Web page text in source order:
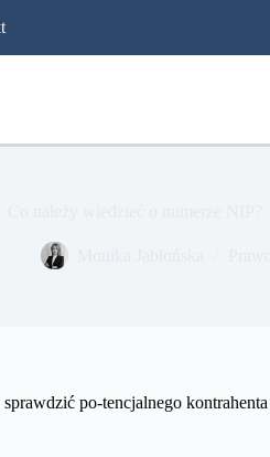
po-tencjalnego kontrahenta